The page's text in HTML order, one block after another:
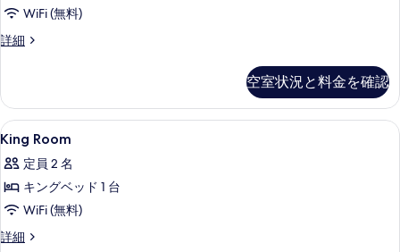
る
ム
の
べ
て
の
写
真
を
表
WiFi (無料)
詳細
ト
ル
ー
ム
詳
細
空室状況と料金を確認
King
Room
の
す
べ
て
セーフティボックス (室内)、ノート
4
King Room
定員 2 名
キングベッド 1 台
WiFi (無料)
詳細
King